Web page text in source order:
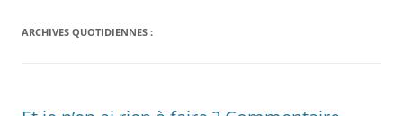
ARCHIVES QUOTIDIENNES :